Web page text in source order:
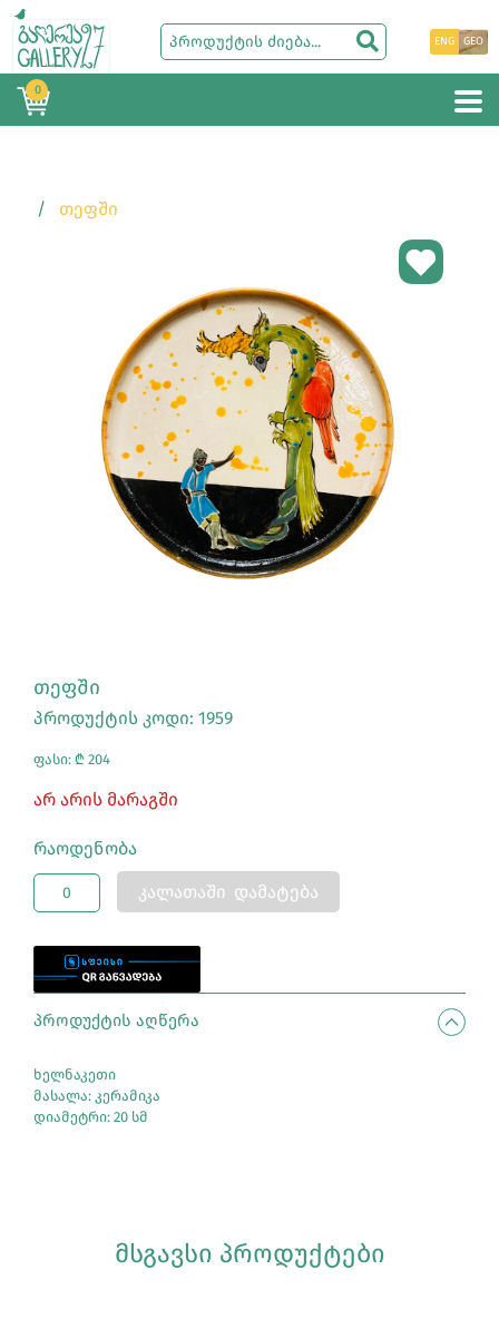
ENG GEO
0
ᲗᲔᲤᲨᲘ
ᲗᲔᲤᲨᲘ
პროდუქტის კოდი: 1959
ფასი: ₾ 204
Არ Არის Მარაგში
Რაოდენობა
ᲙᲐᲚᲐᲗᲐᲨᲘ ᲓᲐᲛᲐᲢᲔᲑᲐ
ᲞᲠᲝᲓᲣᲥᲢᲘᲡ ᲐᲦᲬᲔᲠᲐ
ხელნაკეთი
მასალა: კერამიკა
დიამეტრი: 20 სმ
ᲛᲡᲒᲐᲕᲡᲘ ᲞᲠᲝᲓᲣᲥᲢᲔᲑᲘ